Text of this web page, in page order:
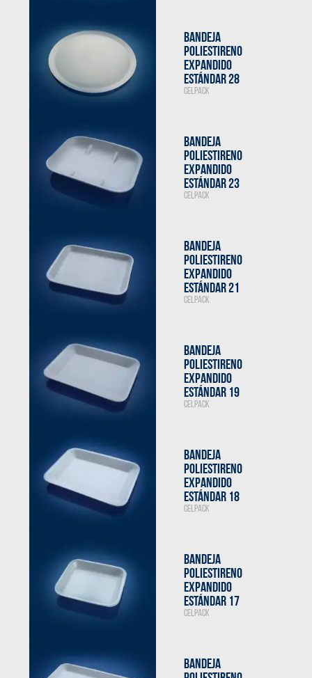
BANDEJA
POLIESTIRENO
EXPANDIDO
ESTÁNDAR 28
CELPACK
BANDEJA
POLIESTIRENO
EXPANDIDO
ESTÁNDAR 23
CELPACK
BANDEJA
POLIESTIRENO
EXPANDIDO
ESTÁNDAR 21
CELPACK
BANDEJA
POLIESTIRENO
EXPANDIDO
ESTÁNDAR 19
CELPACK
BANDEJA
POLIESTIRENO
EXPANDIDO
ESTÁNDAR 18
CELPACK
BANDEJA
POLIESTIRENO
EXPANDIDO
ESTÁNDAR 17
CELPACK
BANDEJA